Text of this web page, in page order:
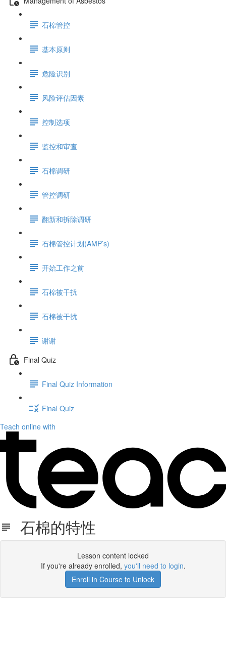
石棉管控
基本原则
危险识别
风险评估因素
控制选项
监控和审查
石棉调研
管控调研
翻新和拆除调研
石棉管控计划(AMP’s)
开始工作之前
石棉被干扰
石棉被干扰
谢谢
Final Quiz
Final Quiz Information
Final Quiz
Teach online with
石棉的特性
Lesson content locked
If you're already enrolled, you'll need to login.
Enroll in Course to Unlock